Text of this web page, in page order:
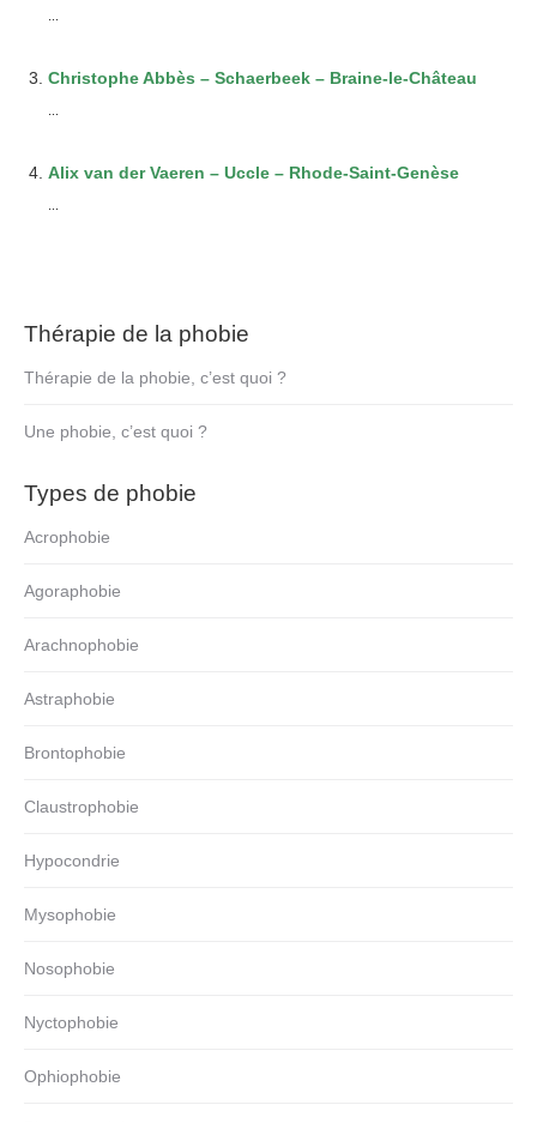
...
Christophe Abbès – Schaerbeek – Braine-le-Château
...
Alix van der Vaeren – Uccle – Rhode-Saint-Genèse
...
Thérapie de la phobie
Thérapie de la phobie, c’est quoi ?
Une phobie, c’est quoi ?
Types de phobie
Acrophobie
Agoraphobie
Arachnophobie
Astraphobie
Brontophobie
Claustrophobie
Hypocondrie
Mysophobie
Nosophobie
Nyctophobie
Ophiophobie